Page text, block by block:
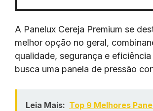
A Panelux Cereja Premium se
melhor opção no geral,
qualidade, segurança e
busca uma panela de pressão
Leia Mais: Top 9 Melhores